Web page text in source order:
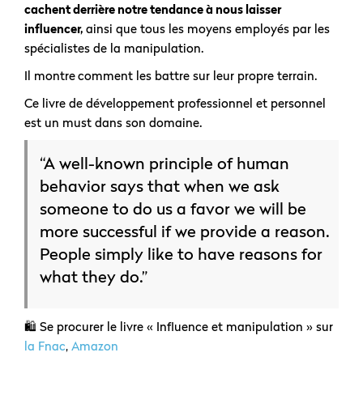
cachent derrière notre tendance à nous laisser
influencer, ainsi que tous les moyens employés par les
spécialistes de la manipulation.
Il montrecomment les battre sur leur propre terrain.
Ce livre de développement professionnel et personnel
est un must dans son domaine.
“A well-known principle of human
behavior says that when we ask
someone to do us a favor we will be
more successful if we provide a reason.
People simply like to have reasons for
what they do.”
🛍️ Se procurer le livre « Influence et manipulation » sur
la Fnac, Amazon